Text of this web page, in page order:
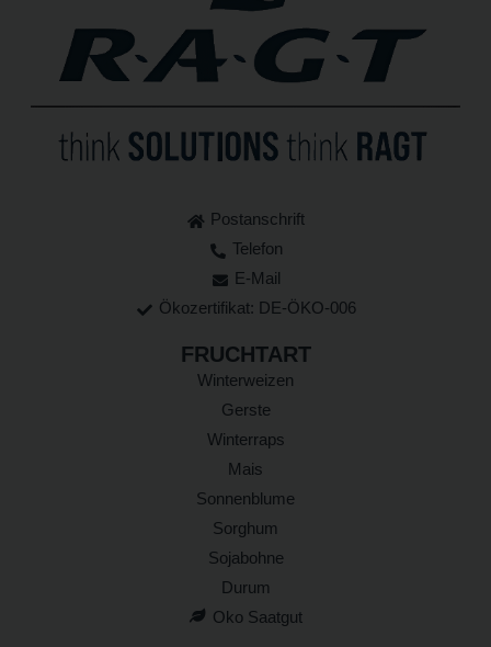
Postanschrift
Telefon
E-Mail
Ökozertifikat: DE-ÖKO-006
FRUCHTART
Winterweizen
Gerste
Winterraps
Mais
Sonnenblume
Sorghum
Sojabohne
Durum
Oko Saatgut